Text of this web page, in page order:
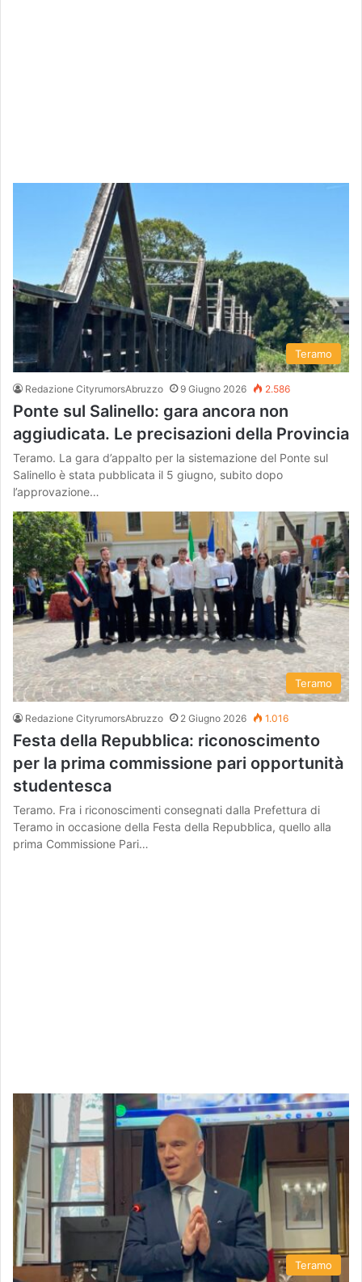
Teramo
Redazione CityrumorsAbruzzo 9 Giugno 2026 2.586
Ponte sul Salinello: gara ancora non
aggiudicata. Le precisazioni della Provincia
Teramo. La gara d’appalto per la sistemazione del Ponte sul
Salinello è stata pubblicata il 5 giugno, subito dopo
l’approvazione…
Teramo
Redazione CityrumorsAbruzzo 2 Giugno 2026 1.016
Festa della Repubblica: riconoscimento
per la prima commissione pari opportunità
studentesca
Teramo. Fra i riconoscimenti consegnati dalla Prefettura di
Teramo in occasione della Festa della Repubblica, quello alla
prima Commissione Pari…
Teramo